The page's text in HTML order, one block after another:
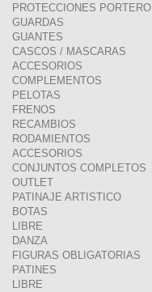
PROTECCIONES PORTERO
GUARDAS
GUANTES
CASCOS / MASCARAS
ACCESORIOS
COMPLEMENTOS
PELOTAS
FRENOS
RECAMBIOS
RODAMIENTOS
ACCESORIOS
CONJUNTOS COMPLETOS
OUTLET
PATINAJE ARTISTICO
BOTAS
LIBRE
DANZA
FIGURAS OBLIGATORIAS
PATINES
LIBRE